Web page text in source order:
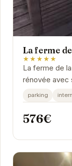
La ferme
★★★★★
La ferme de
rénovée avec
confortable et
parking
576€